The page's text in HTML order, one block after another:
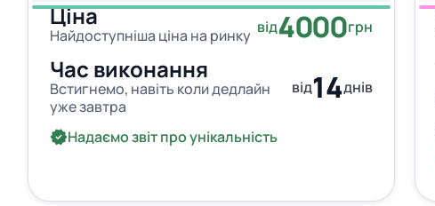
Ціна
Найдоступніша ціна на ринку від4000грн
Час виконання
Встигнемо, навіть коли дедлайн
уже завтра
від14днів
Надаємо звіт про унікальність